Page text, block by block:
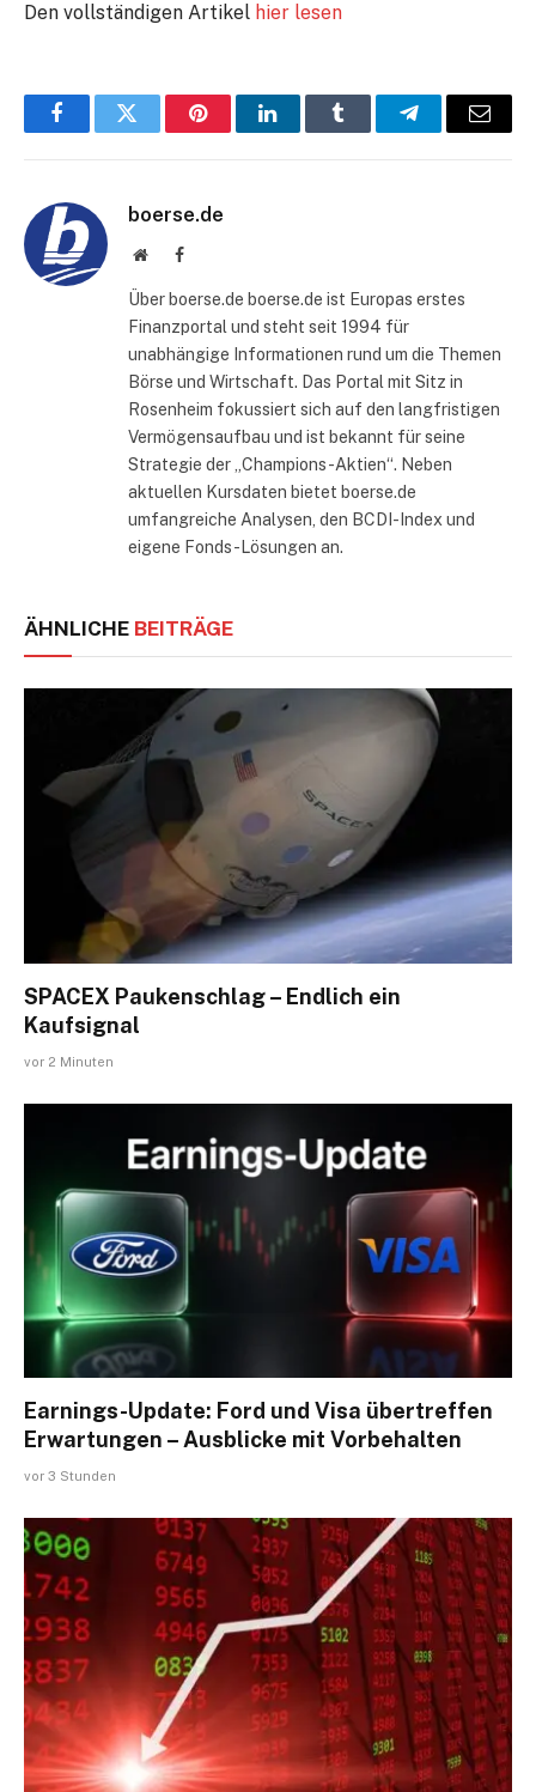
Den vollständigen Artikel hier lesen
FacebookTwitter PinterestLinkedInTumblr TelegramE-
boerse.de
WebsiteFacebook
Über boerse.de boerse.de ist Europas erstes
Finanzportal und steht seit 1994 für
unabhängige Informationen rund um die Themen
Börse und Wirtschaft. Das Portal mit Sitz in
Rosenheim fokussiert sich auf den langfristigen
Vermögensaufbau und ist bekannt für seine
Strategie der „Champions-Aktien“. Neben
aktuellen Kursdaten bietet boerse.de
umfangreiche Analysen, den BCDI-Index und
eigene Fonds-Lösungen an.
ÄHNLICHE BEITRÄGE
SPACEX Paukenschlag – Endlich ein
Kaufsignal
vor 2 Minuten
Earnings-Update: Ford und Visa übertreffen
Erwartungen – Ausblicke mit Vorbehalten
vor 3 Stunden